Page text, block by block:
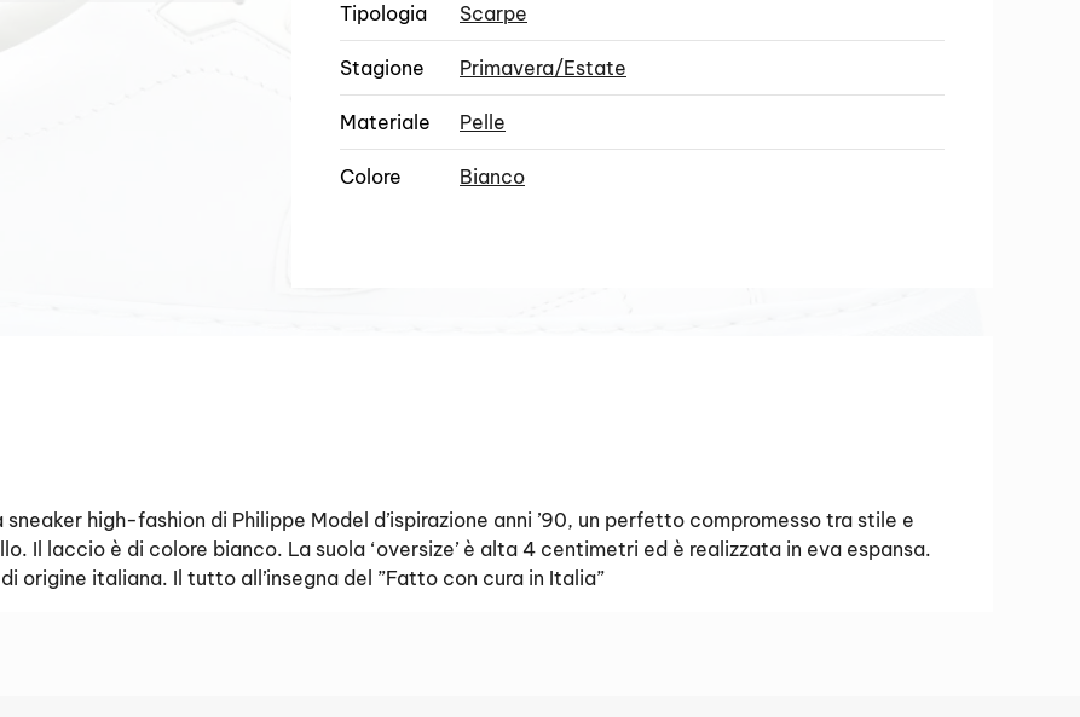
Tipologia Scarpe
Stagione Primavera/Estate
Materiale Pelle
Colore Bianco
high-fashion di Philippe Model d’ispirazione anni ’90, un perfetto compromesso tra stile e
Il laccio è di colore bianco. La suola ‘oversize’ è alta 4 centimetri ed è realizzata in eva espansa.
origine italiana. Il tutto all’insegna del ”Fatto con cura in Italia”